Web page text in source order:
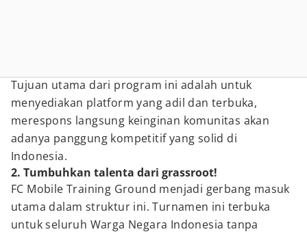
Tujuan utama dari program ini adalah untuk
menyediakan platform yang adil dan terbuka,
merespons langsung keinginan komunitas akan
adanya panggung kompetitif yang solid di
Indonesia.
2. Tumbuhkan talenta dari grassroot!
FC Mobile Training Ground menjadi gerbang masuk
utama dalam struktur ini. Turnamen ini terbuka
untuk seluruh Warga Negara Indonesia tanpa